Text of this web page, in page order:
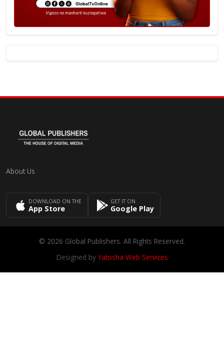
About Us
DOWNLOAD ON THE
App Store
GET IT ON
Google Play
© 2026 Global Publishers. All Rights Reserved.
Designed byYatosha Web Services